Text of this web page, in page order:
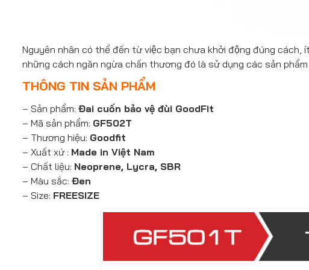
Nguyên nhân có thể đến từ việc bạn chưa khởi động đúng
những cách ngăn ngừa chấn thương đó là sử dụng các sản
THÔNG TIN SẢN PHẨM
– Sản phẩm: Đai cuốn bảo vệ đùi GoodFit
– Mã sản phẩm: GF502T
– Thương hiệu: Goodfit
– Xuất xứ : Made in Việt Nam
– Chất liệu: Neoprene, Lycra, SBR
– Màu sắc: Đen
– Size: FREESIZE